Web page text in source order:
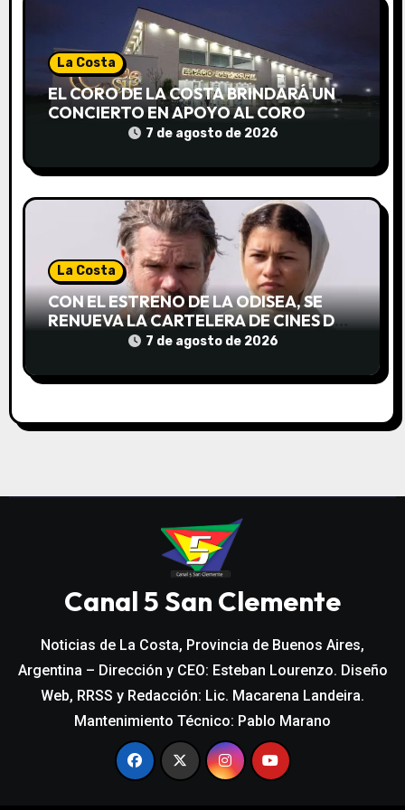
d
s
La Costa
EL CORO DE LA COSTA BRINDARÁ UN
CONCIERTO EN APOYO AL CORO
NACIONAL DE NIÑOS7 de agosto de 2026
La Costa
CON EL ESTRENO DE LA ODISEA, SE
RENUEVA LA CARTELERA DE CINES DE
7 de agosto de 2026
Canal 5 San Clemente
Noticias de La Costa, Provincia de Buenos Aires,
Argentina – Dirección y CEO: Esteban Lourenzo. Diseño
Web, RRSS y Redacción: Lic. Macarena Landeira.
Mantenimiento Técnico: Pablo Marano